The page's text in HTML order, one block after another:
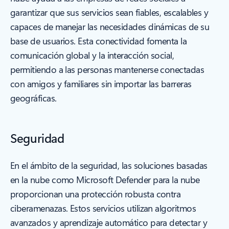
garantizar que sus servicios sean fiables, escalables y
capaces de manejar las necesidades dinámicas de su
base de usuarios. Esta conectividad fomenta la
comunicación global y la interacción social,
permitiendo a las personas mantenerse conectadas
con amigos y familiares sin importar las barreras
geográficas.
Seguridad
En el ámbito de la seguridad, las soluciones basadas
en la nube como Microsoft Defender para la nube
proporcionan una protección robusta contra
ciberamenazas. Estos servicios utilizan algoritmos
avanzados y aprendizaje automático para detectar y